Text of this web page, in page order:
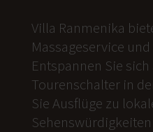
Villa Ranmenika
Massageservice
Entspannen Sie
Tourenschalter in
Sie Ausflüge zu